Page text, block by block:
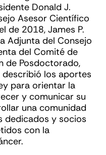
Donald J.
Asesor Científico
de 2018, James P.
Adjunta del Consejo
del Comité de
de Posdoctorado,
describió los aportes
para orientar la
y comunicar su
una comunidad
dedicados y socios
con la